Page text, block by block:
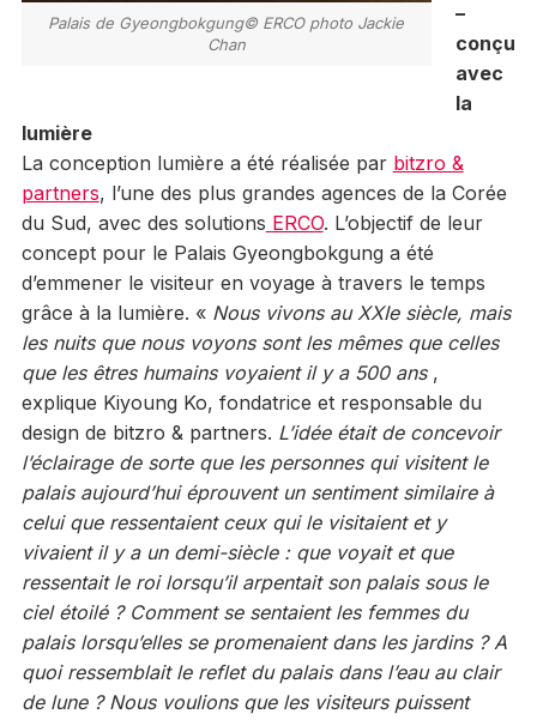
Palais de Gyeongbokgung© ERCO photo Jackie
Chan
–
conçu
avec
la
lumière
La conception lumière a été réalisée par bitzro &
partners, l’une des plus grandes agences de la Corée
du Sud, avec des solutions ERCO. L’objectif de leur
concept pour le Palais Gyeongbokgung a été
d’emmener le visiteur en voyage à travers le temps
grâce à la lumière. « Nous vivons au XXIe siècle, mais
les nuits que nous voyons sont les mêmes que celles
que les êtres humains voyaient il y a 500 ans,
explique Kiyoung Ko, fondatrice et responsable du
design de bitzro & partners. L’idée était de concevoir
l’éclairage de sorte que les personnes qui visitent le
palais aujourd’hui éprouvent un sentiment similaire à
celui que ressentaient ceux qui le visitaient et y
vivaient il y a un demi-siècle : que voyait et que
ressentait le roi lorsqu’il arpentait son palais sous le
ciel étoilé ? Comment se sentaient les femmes du
palais lorsqu’elles se promenaient dans les jardins ? A
quoi ressemblait le reflet du palais dans l’eau au clair
de lune ? Nous voulions que les visiteurs puissent